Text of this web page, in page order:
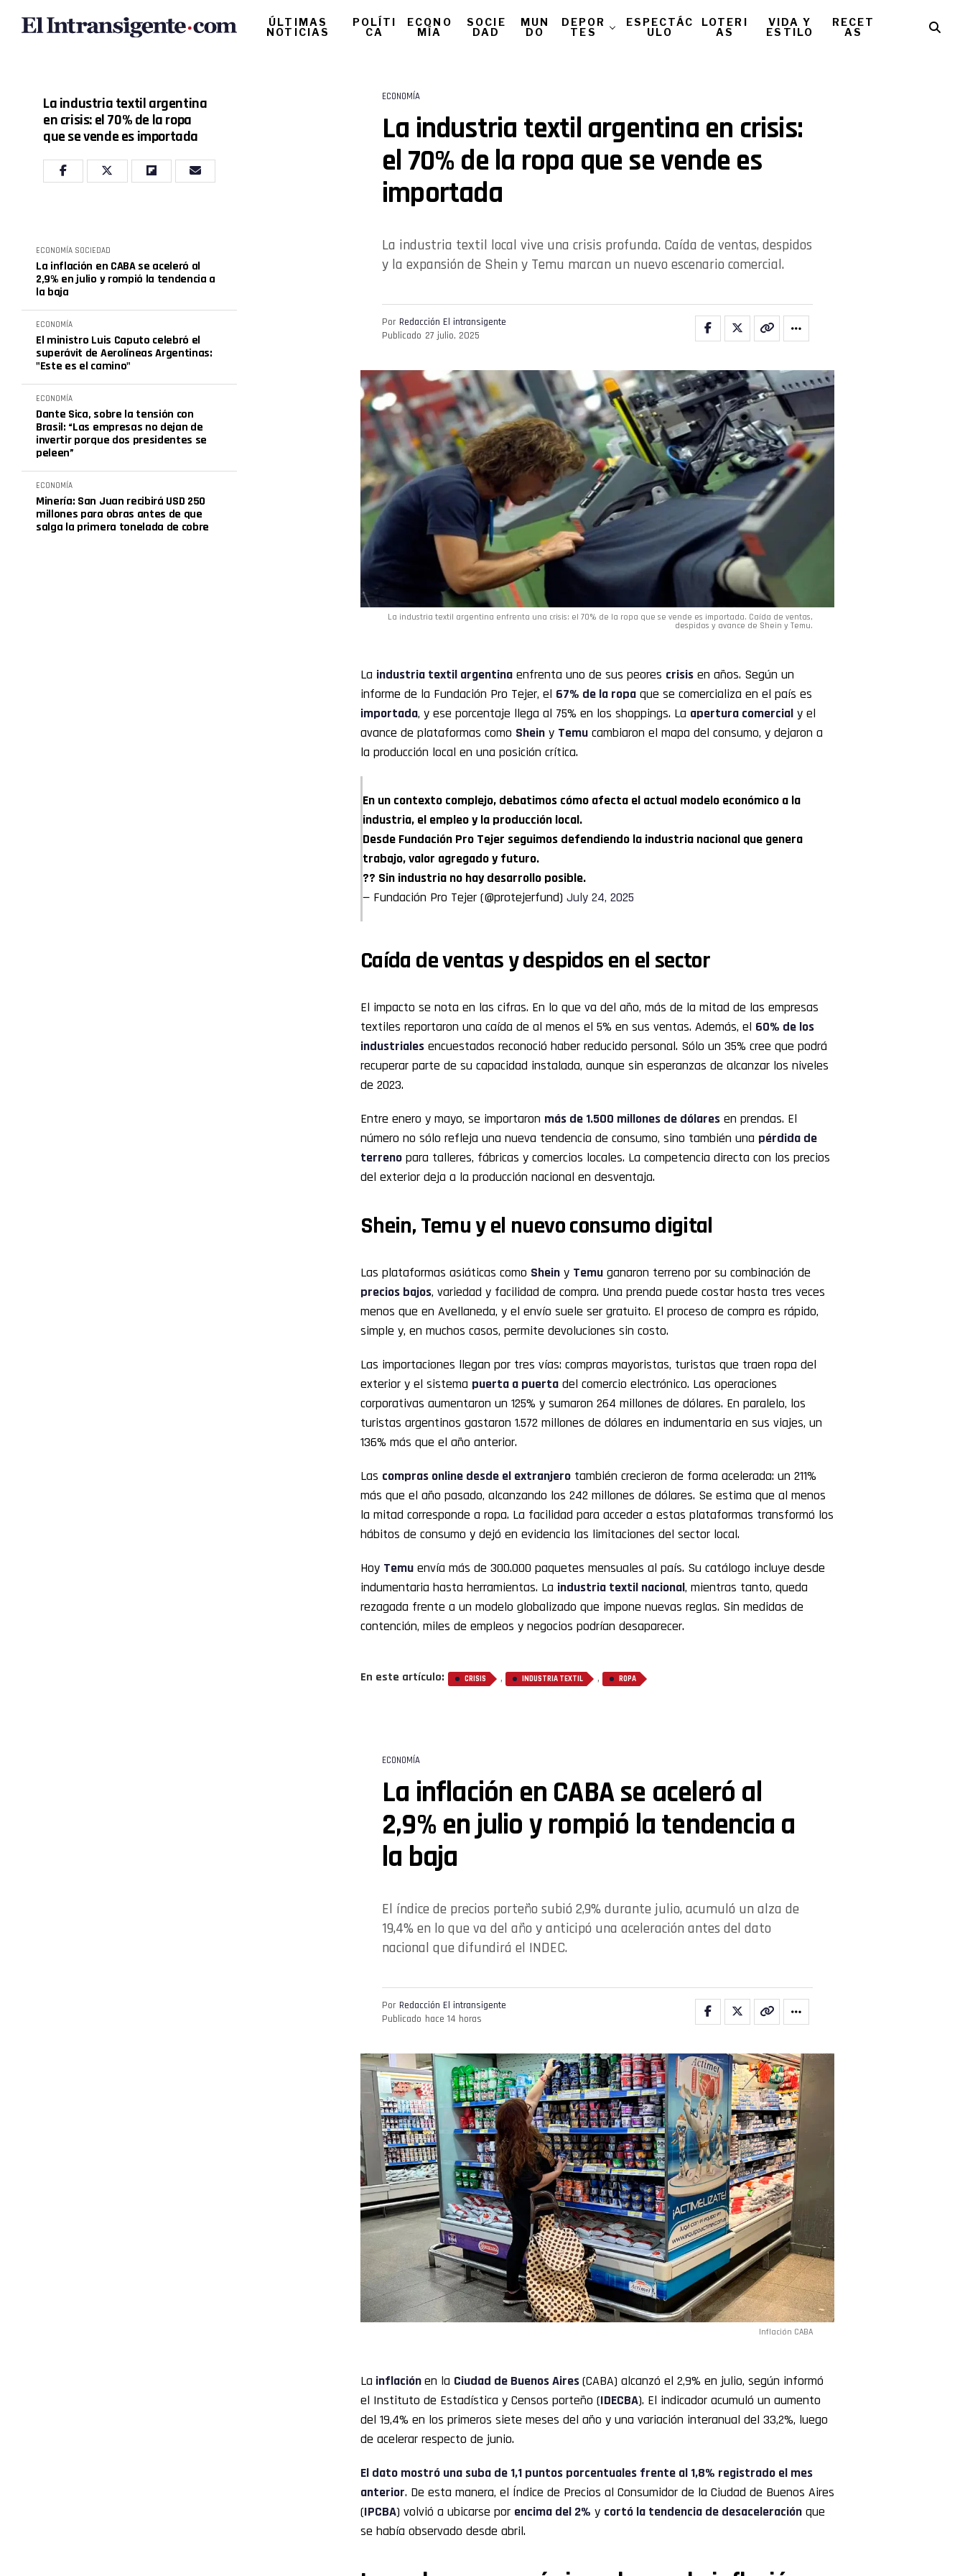
ÚLTIMAS
NOTICIAS
POLÍTI
CA
ECONO
MÍA
SOCIE
DAD
MUN
DO
DEPOR
TES
ESPECTÁC
ULO
LOTERI
AS
VIDA Y
ESTILO
RECET
AS
La industria textil argentina
en crisis: el 70% de la ropa
que se vende es importada
ECONOMÍA SOCIEDAD
La inflación en CABA se aceleró al
2,9% en julio y rompió la tendencia a
la baja
ECONOMÍA
El ministro Luis Caputo celebró el
superávit de Aerolíneas Argentinas:
"Este es el camino"
ECONOMÍA
Dante Sica, sobre la tensión con
Brasil: “Las empresas no dejan de
invertir porque dos presidentes se
peleen”
ECONOMÍA
Minería: San Juan recibirá USD 250
millones para obras antes de que
salga la primera tonelada de cobre
ECONOMÍA
La industria textil argentina en crisis:
el 70% de la ropa que se vende es
importada
La industria textil local vive una crisis profunda. Caída de ventas, despidos
y la expansión de Shein y Temu marcan un nuevo escenario comercial.
Por Redacción El intransigente
Publicado 27 julio, 2025
La industria textil argentina enfrenta una crisis: el 70% de la ropa que se vende es importada. Caída de ventas,
despidos y avance de Shein y Temu.
La industria textil argentina enfrenta uno de sus peores crisis en años. Según un
informe de la Fundación Pro Tejer, el 67% de la ropa que se comercializa en el país es
importada, y ese porcentaje llega al 75% en los shoppings. La apertura comercial y el
avance de plataformas como Shein y Temu cambiaron el mapa del consumo, y dejaron a
la producción local en una posición crítica.
En un contexto complejo, debatimos cómo afecta el actual modelo económico a la
industria, el empleo y la producción local.
Desde Fundación Pro Tejer seguimos defendiendo la industria nacional que genera
trabajo, valor agregado y futuro.
?? Sin industria no hay desarrollo posible.
— Fundación Pro Tejer (@protejerfund) July 24, 2025
Caída de ventas y despidos en el sector
El impacto se nota en las cifras. En lo que va del año, más de la mitad de las empresas
textiles reportaron una caída de al menos el 5% en sus ventas. Además, el 60% de los
industriales encuestados reconoció haber reducido personal. Sólo un 35% cree que podrá
recuperar parte de su capacidad instalada, aunque sin esperanzas de alcanzar los niveles
de 2023.
Entre enero y mayo, se importaron más de 1.500 millones de dólares en prendas. El
número no sólo refleja una nueva tendencia de consumo, sino también una pérdida de
terreno para talleres, fábricas y comercios locales. La competencia directa con los precios
del exterior deja a la producción nacional en desventaja.
Shein, Temu y el nuevo consumo digital
Las plataformas asiáticas como Shein y Temu ganaron terreno por su combinación de
precios bajos, variedad y facilidad de compra. Una prenda puede costar hasta tres veces
menos que en Avellaneda, y el envío suele ser gratuito. El proceso de compra es rápido,
simple y, en muchos casos, permite devoluciones sin costo.
Las importaciones llegan por tres vías: compras mayoristas, turistas que traen ropa del
exterior y el sistema puerta a puerta del comercio electrónico. Las operaciones
corporativas aumentaron un 125% y sumaron 264 millones de dólares. En paralelo, los
turistas argentinos gastaron 1.572 millones de dólares en indumentaria en sus viajes, un
136% más que el año anterior.
Las compras online desde el extranjero también crecieron de forma acelerada: un 211%
más que el año pasado, alcanzando los 242 millones de dólares. Se estima que al menos
la mitad corresponde a ropa. La facilidad para acceder a estas plataformas transformó los
hábitos de consumo y dejó en evidencia las limitaciones del sector local.
Hoy Temu envía más de 300.000 paquetes mensuales al país. Su catálogo incluye desde
indumentaria hasta herramientas. La industria textil nacional, mientras tanto, queda
rezagada frente a un modelo globalizado que impone nuevas reglas. Sin medidas de
contención, miles de empleos y negocios podrían desaparecer.
En este artículo: CRISIS , INDUSTRIA TEXTIL , ROPA
ECONOMÍA
La inflación en CABA se aceleró al
2,9% en julio y rompió la tendencia a
la baja
El índice de precios porteño subió 2,9% durante julio, acumuló un alza de
19,4% en lo que va del año y anticipó una aceleración antes del dato
nacional que difundirá el INDEC.
Por Redacción El intransigente
Publicado hace 14 horas
Inflación CABA
La inflaciónen la Ciudad de Buenos Aires(CABA) alcanzó el 2,9% en julio, según informó
el Instituto de Estadística y Censos porteño (IDECBA). El indicador acumuló un aumento
del 19,4% en los primeros siete meses del año y una variación interanual del 33,2%, luego
de acelerar respecto de junio.
El dato mostró una suba de 1,1 puntos porcentuales frente al 1,8% registrado el mes
anterior. De esta manera, el Índice de Precios al Consumidor de la Ciudad de Buenos Aires
(IPCBA) volvió a ubicarse por encima del 2% y cortó la tendencia de desaceleración que
se había observado desde abril.